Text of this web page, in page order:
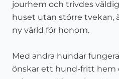
jourhem och trivdes
huset utan större tvekan,
ny värld för honom.
Med andra hundar
önskar ett hund-fritt hem